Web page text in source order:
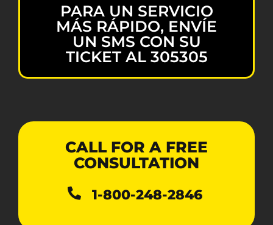
PARA UN SERVICIO
MÁS RÁPIDO, ENVÍE
UN SMS CON SU
TICKET AL 305305
CALL FOR A FREE
CONSULTATION
1-800-248-2846